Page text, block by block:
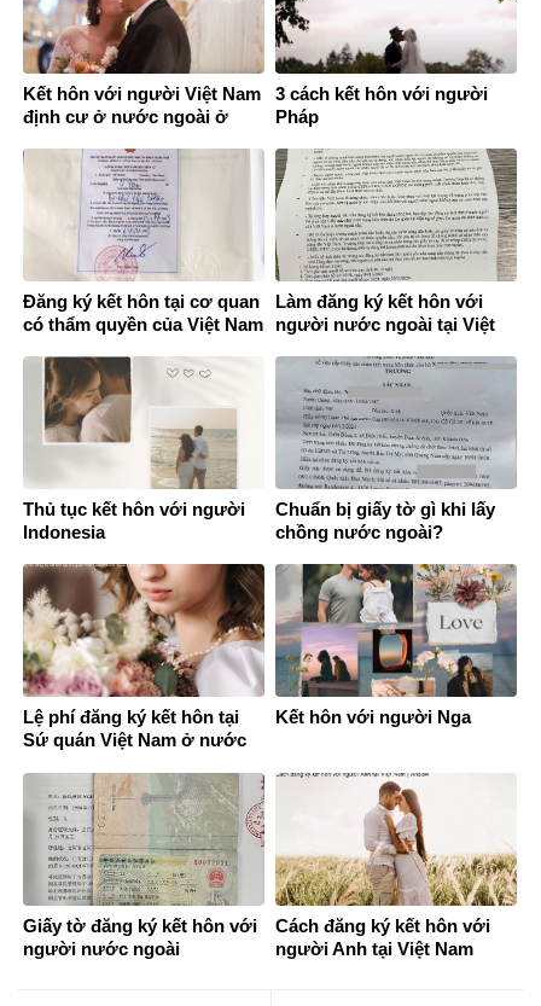
Kết hôn với người Việt Nam
định cư ở nước ngoài ở
3 cách kết hôn với người
Pháp
Đăng ký kết hôn tại cơ quan
có thẩm quyền của Việt Nam
Làm đăng ký kết hôn với
người nước ngoài tại Việt
Thủ tục kết hôn với người
Indonesia
Chuẩn bị giấy tờ gì khi lấy
chồng nước ngoài?
Lệ phí đăng ký kết hôn tại
Sứ quán Việt Nam ở nước
Kết hôn với người Nga
Giấy tờ đăng ký kết hôn với
người nước ngoài
Cách đăng ký kết hôn với
người Anh tại Việt Nam